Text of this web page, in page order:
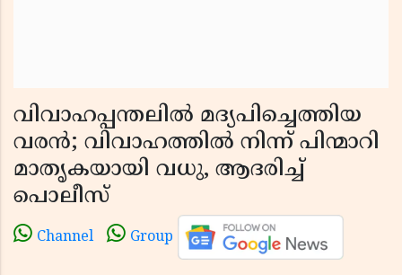
വിവാഹപ്പന്തലിൽ മദ്യപിച്ചെത്തിയ
വരൻ; വിവാഹത്തിൽ നിന്ന് പിന്മാറി
മാതൃകയായി വധു, ആദരിച്ച്
പൊലീസ്
Channel Group